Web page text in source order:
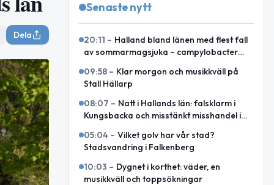
Dela
Senaste nytt
20:11 – Halland bland länen med flest fall
av sommarmagsjuka – campylobacter
09:58 – Klar morgon och musikkväll på
Stall Hällarp
08:07 – Natt i Hallands län: falsklarm i
Kungsbacka och misstänkt misshandel i
05:04 – Vilket golv har vår stad?
Stadsvandring i Falkenberg
10:03 – Dygnet i korthet: väder, en
musikkväll och toppsökningar